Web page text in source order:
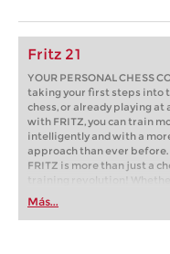
Fritz 21
YOUR PERSONAL CHESS
taking your first steps into
chess, or already playing at
with FRITZ, you can train
intelligently and with a
approach than ever before.
FRITZ is more than just a
training revolution!
first steps into the world of
playing at a tournament
train more efficiently,
Más...